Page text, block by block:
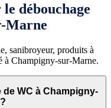
débouchage
Marne
sanibroyeur, produits à
à Champigny-sur-Marne.
WC à Champigny-